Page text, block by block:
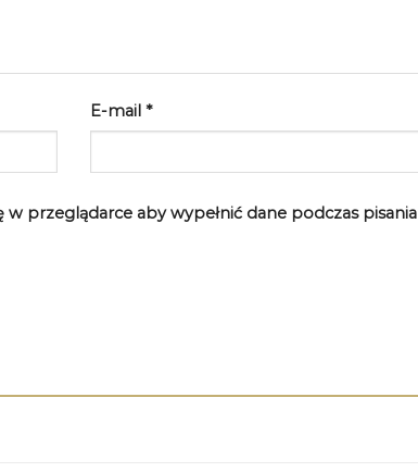
E-mail *
przeglądarce aby wypełnić dane podczas pisania